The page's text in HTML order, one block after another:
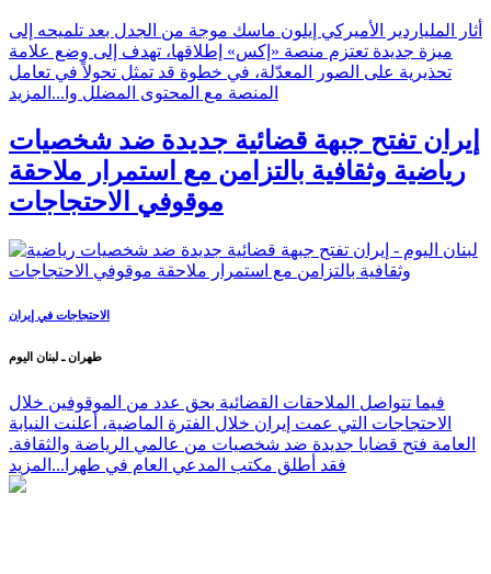
أثار الملياردير الأميركي إيلون ماسك موجة من الجدل بعد تلميحه إلى
ميزة جديدة تعتزم منصة «إكس» إطلاقها، تهدف إلى وضع علامة
تحذيرية على الصور المعدّلة، في خطوة قد تمثل تحولاً في تعامل
المنصة مع المحتوى المضلل وا... المزيد
إيران تفتح جبهة قضائية جديدة ضد شخصيات
رياضية وثقافية بالتزامن مع استمرار ملاحقة
موقوفي الاحتجاجات
الاحتجاجات في إيران
طهران ـ لبنان اليوم
فيما تتواصل الملاحقات القضائية بحق عدد من الموقوفين خلال
الاحتجاجات التي عمت إيران خلال الفترة الماضية، أعلنت النيابة
العامة فتح قضايا جديدة ضد شخصيات من عالمي الرياضة والثقافة.
فقد أطلق مكتب المدعي العام في طهرا... المزيد